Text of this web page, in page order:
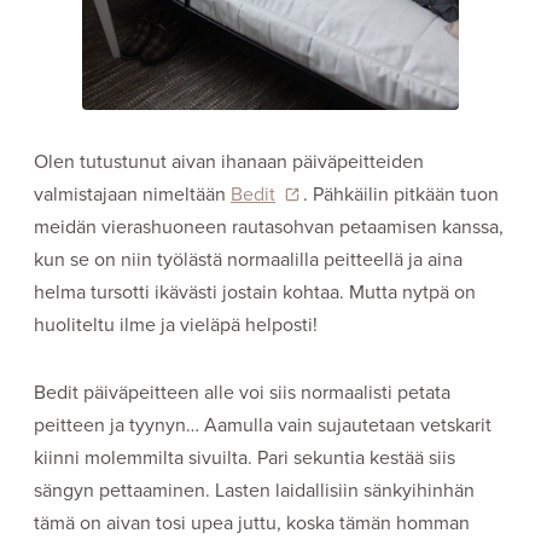
Olen tutustunut aivan ihanaan päiväpeitteiden
valmistajaan nimeltään Bedit
. Pähkäilin pitkään tuon
meidän vierashuoneen rautasohvan petaamisen kanssa,
kun se on niin työlästä normaalilla peitteellä ja aina
helma tursotti ikävästi jostain kohtaa. Mutta nytpä on
huoliteltu ilme ja vieläpä helposti!
Bedit päiväpeitteen alle voi siis normaalisti petata
peitteen ja tyynyn… Aamulla vain sujautetaan vetskarit
kiinni molemmilta sivuilta. Pari sekuntia kestää siis
sängyn pettaaminen. Lasten laidallisiin sänkyihinhän
tämä on aivan tosi upea juttu, koska tämän homman